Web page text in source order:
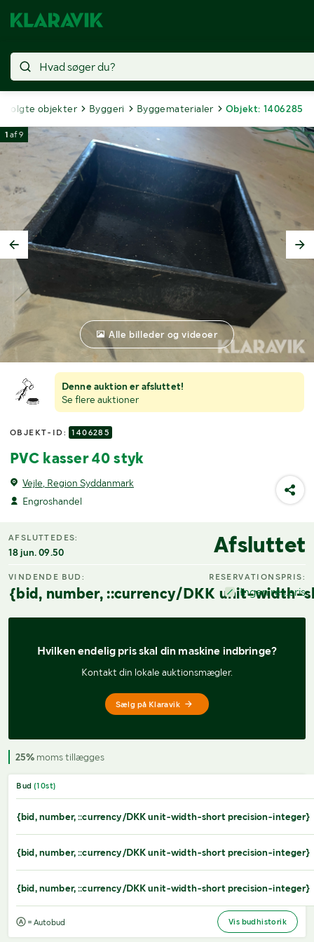
Solgte objekter Byggeri Byggematerialer Objekt: 1406285
Denne auktion er afsluttet!
Se flere auktioner
OBJEKT-ID: 1406285
PVC kasser 40 styk
Vejle, Region Syddanmark
Engroshandel
1 af9
Alle billeder og videoer
AFSLUTTEDES:
18 jun. 09.50 Afsluttet
VINDENDE BUD:
{bid, number, ::currency/DKK unit-width-
RESERVATIONSPRIS:
Ingen res.pris
Hvilken endelig pris skal din maskine indbringe?
Kontakt din lokale auktionsmægler.
Sælg på Klaravik
25% moms tillægges
Bud (10st)
{bid, number, ::currency/DKK unit-width-short precision-integer}
{bid, number, ::currency/DKK unit-width-short precision-integer}
{bid, number, ::currency/DKK unit-width-short precision-integer}
= Autobud Vis budhistorik